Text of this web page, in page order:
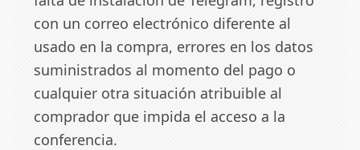
con un correo electrónico diferente al
usado en la compra, errores en los datos
suministrados al momento del pago o
cualquier otra situación atribuible al
comprador que impida el acceso a la
conferencia.